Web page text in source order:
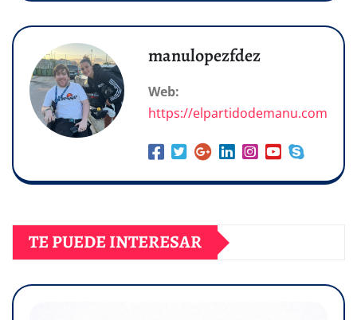
manulopezfdez
Web:
https://elpartidodemanu.com
TE PUEDE INTERESAR